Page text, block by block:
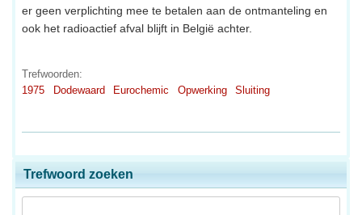
er geen verplichting mee te betalen aan de ontmanteling en
ook het radioactief afval blijft in België achter.
Trefwoorden:
1975
Dodewaard Eurochemic Opwerking Sluiting
Trefwoord zoeken